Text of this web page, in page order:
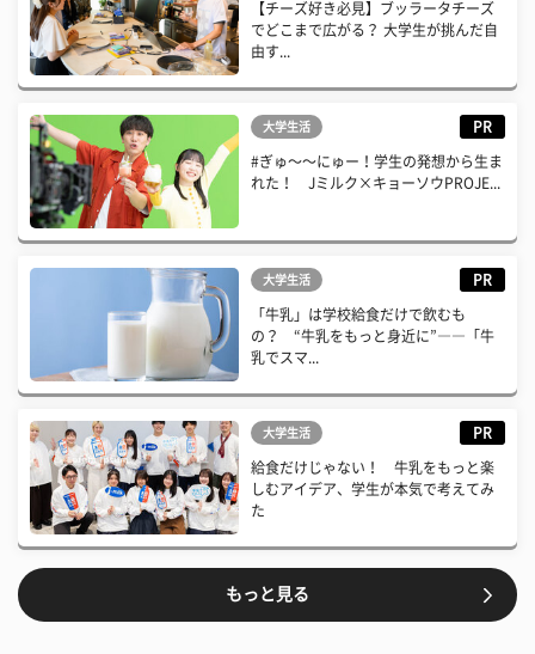
【チーズ好き必見】ブッラータチーズ
でどこまで広がる？ 大学生が挑んだ自
由す...
大学生活 PR
#ぎゅ〜〜にゅー！学生の発想から生ま
れた！ Jミルク×キョーソウPROJE...
大学生活 PR
「牛乳」は学校給食だけで飲むも
の？ “牛乳をもっと身近に”――「牛
乳でスマ...
大学生活 PR
給食だけじゃない！ 牛乳をもっと楽
しむアイデア、学生が本気で考えてみ
た
もっと見る